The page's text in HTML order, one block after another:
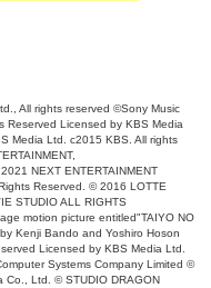
All rights reserved ©Sony Music
Reserved Licensed by KBS Media
Media Ltd. c2015 KBS. All rights
NEXT ENTERTAINMENT
Reserved. © 2016 LOTTE
STUDIO ALL RIGHTS
motion picture entitled"TAIYO NO
Kenji Bando and Yoshiro Hoson
Licensed by KBS Media Ltd.
Systems Company Limited ©
Co., Ltd. © STUDIO DRAGON